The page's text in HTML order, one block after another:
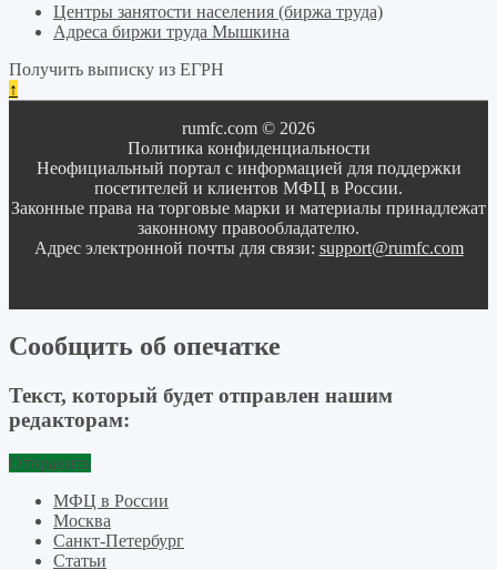
Центры занятости населения (биржа труда)
Адреса биржи труда Мышкина
Получить выписку из ЕГРН
↑
rumfc.com © 2026
Политика конфиденциальности
Неофициальный портал с информацией для поддержки
посетителей и клиентов МФЦ в России.
Законные права на торговые марки и материалы принадлежат
законному правообладателю.
Адрес электронной почты для связи: support@rumfc.com
Сообщить об опечатке
Текст, который будет отправлен нашим
редакторам:
Отправить
МФЦ в России
Москва
Санкт-Петербург
Статьи